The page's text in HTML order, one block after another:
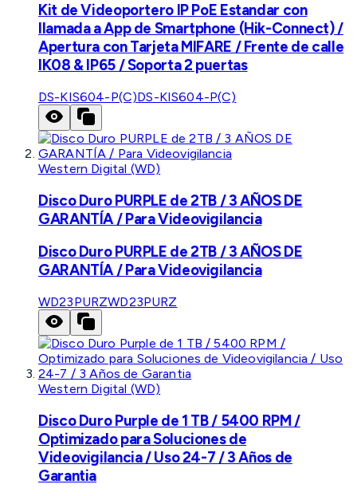
Kit de Videoportero IP PoE Estandar con
llamada a App de Smartphone (Hik-Connect) /
Apertura con Tarjeta MIFARE / Frente de calle
IK08 & IP65 / Soporta 2 puertas
DS-KIS604-P(C)DS-KIS604-P(C)
Western Digital (WD)
Disco Duro PURPLE de 2TB / 3 AÑOS DE
GARANTÍA / Para Videovigilancia
Disco Duro PURPLE de 2TB / 3 AÑOS DE
GARANTÍA / Para Videovigilancia
WD23PURZWD23PURZ
Western Digital (WD)
Disco Duro Purple de 1 TB / 5400 RPM /
Optimizado para Soluciones de
Videovigilancia / Uso 24-7 / 3 Años de
Garantia